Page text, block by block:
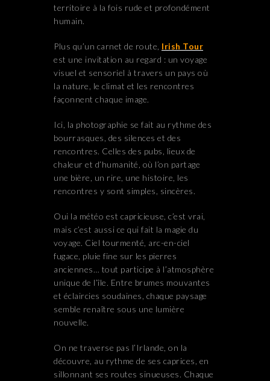
territoire à la fois rude et profondément
humain.
Plus qu’un carnet de route, Irish Tour
est une invitation au regard : un voyage
visuel et sensoriel à travers un pays où
la nature, le climat et les rencontres
façonnent chaque image.
Ici, la photographie se fait au rythme des
bourrasques, des silences et des
rencontres. Celles des pubs, lieux de
chaleur et d’humanité, où l’on partage
une bière, un rire, une histoire, les
rencontres y sont simples, sincères.
Oui la météo est capricieuse, c’est vrai,
mais c’est aussi ce qui fait la magie du
voyage. Ciel tourmenté, arc-en-ciel
fugace, pluie fine sur les pierres
anciennes… tout participe à l’atmosphère
unique de l’île. Entre brumes mouvantes
et éclaircies soudaines, chaque paysage
semble renaître sous une lumière
nouvelle.
On ne traverse pas l’Irlande, on la
découvre, au rythme de ses caprices, en
sillonnant ses routes sinueuses. Chaque